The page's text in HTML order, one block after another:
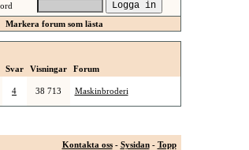
Markera forum som lästa
Svar Visningar
Forum
4 38 713 Maskinbroderi
Kontakta oss- Sysidan- Topp